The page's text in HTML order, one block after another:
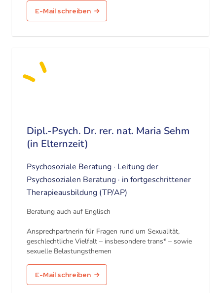
E-Mail schreiben
Dipl.-Psych. Dr. rer. nat. Maria Sehm
(in Elternzeit)
Psychosoziale Beratung · Leitung der
Psychosozialen Beratung · in fortgeschrittener
Therapieausbildung (TP/AP)
Beratung auch auf Englisch
Ansprechpartnerin für Fragen rund um Sexualität,
geschlechtliche Vielfalt – insbesondere trans* – sowie
sexuelle Belastungsthemen
E-Mail schreiben